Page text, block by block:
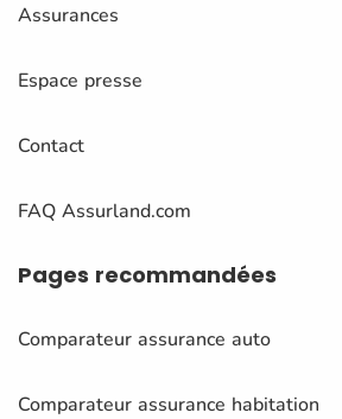
Assurances
Espace presse
Contact
FAQ Assurland.com
Pages recommandées
Comparateur assurance auto
Comparateur assurance habitation